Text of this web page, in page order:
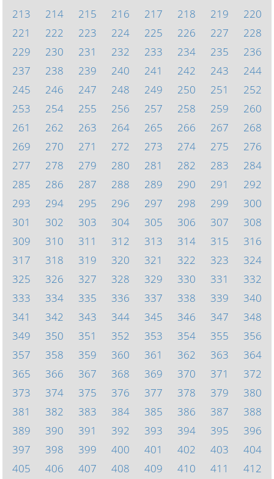
213
214 215 216 217 218 219
220
221
222 223 224 225 226 227
228
229
230 231 232 233 234 235
236
237
238 239 240 241 242 243
244
245
246 247 248 249 250 251
252
253
254 255 256 257 258 259
260
261
262 263 264 265 266 267
268
269
270 271 272 273 274 275
276
277
278 279 280 281 282 283
284
285
286 287 288 289 290 291
292
293
294 295 296 297 298 299
300
301
302 303 304 305 306 307
308
309
310 311 312 313 314 315
316
317
318 319 320 321 322 323
324
325
326 327 328 329 330 331
332
333
334 335 336 337 338 339
340
341
342 343 344 345 346 347
348
349
350 351 352 353 354 355
356
357
358 359 360 361 362 363
364
365
366 367 368 369 370 371
372
373
374 375 376 377 378 379
380
381
382 383 384 385 386 387
388
389
390 391 392 393 394 395
396
397
398 399 400 401 402 403
404
405
406 407 408 409 410 411
412